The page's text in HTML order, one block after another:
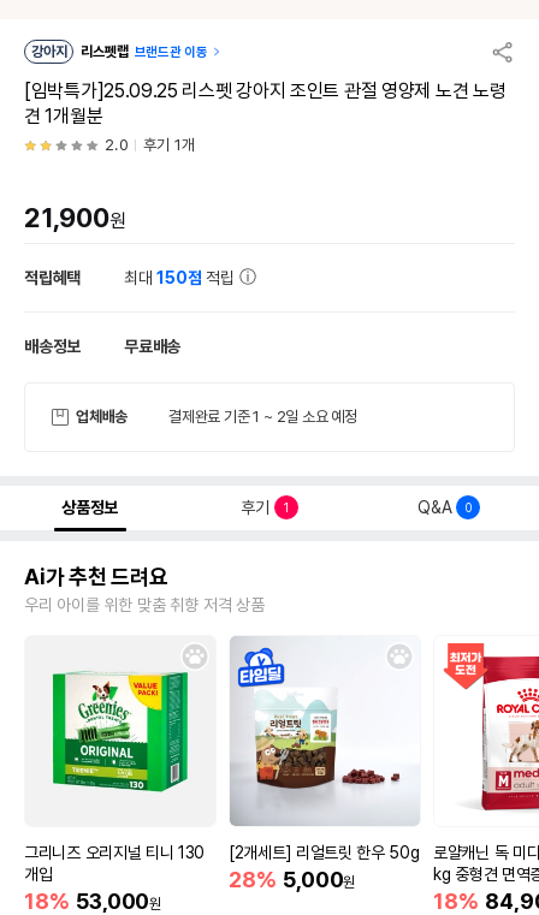
강아지 리스펫랩 브랜드관 이동
[임박특가]25.09.25 리스펫 강아지 조인트 관절 영양제 노견 노령
견 1개월분
2.0 후기 1개
21,900원
적립혜택 최대150점 적립
배송정보 무료배송
업체배송 결제완료 기준 1 ~ 2일 소요 예정
상품정보 후기 1 Q&A 0
Ai가 추천 드려요
우리 아이를 위한 맞춤 취향 저격 상품
그리니즈 오리지널 티니 130
개입
18% 53,000원
[2개세트] 리얼트릿 한우 50g
28% 5,000원
로얄캐닌 독 미
kg 중형견 면역
18%